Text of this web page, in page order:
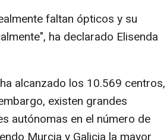
faltan ópticos y su
ha declarado Elisenda
alcanzado los 10.569 centros,
existen grandes
autónomas en el número de